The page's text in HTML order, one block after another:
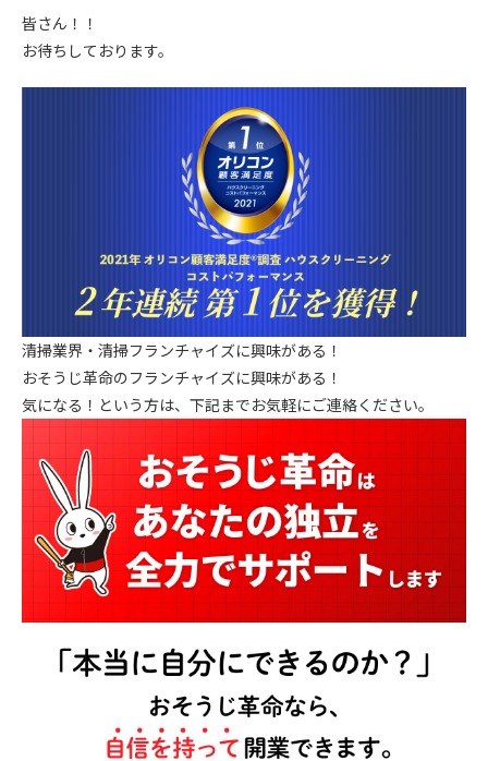
皆さん！！
お待ちしております。
清掃業界・清掃フランチャイズに興味がある！
おそうじ革命のフランチャイズに興味がある！
気になる！という方は、下記までお気軽にご連絡ください。